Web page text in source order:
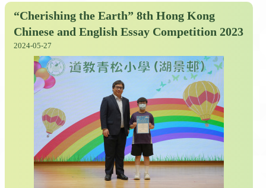
“Cherishing the Earth” 8th Hong Kong
Chinese and English Essay Competition 2023
2024-05-27